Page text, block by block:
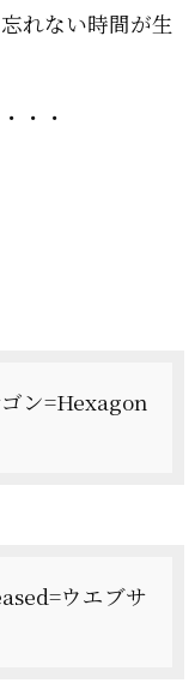
れない時間が生
・・
ン=Hexagon
ウエブサ